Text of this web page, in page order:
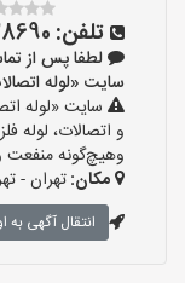
تلفن:
لطفا پس از
سایت «لوله اتصالات»
سایت «لوله
و اتصالات، لوله
وهیچ‌گونه منفعت
مکان:تهران -
انتقال آگهی